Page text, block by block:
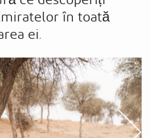
în toată
ei.